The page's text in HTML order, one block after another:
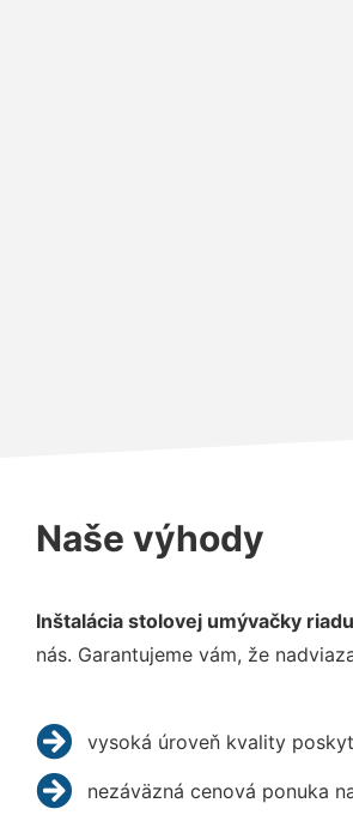
Naše výhody
Inštalácia stolovej umývačky
nás. Garantujeme vám, že
vysoká úroveň kvality
nezáväzná cenová ponuka